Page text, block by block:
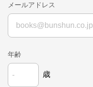
メールアドレス
年齢
歳